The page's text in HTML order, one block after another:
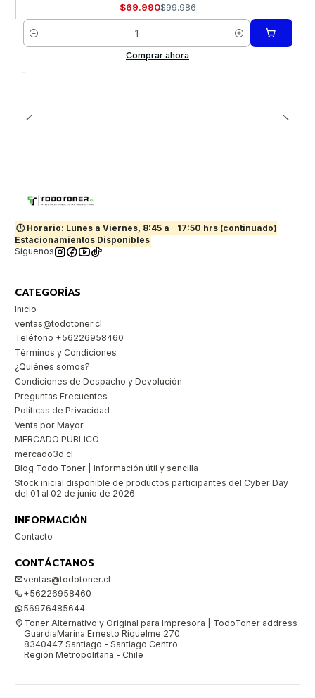
$69.990$99.986
Cantidad
Comprar ahora
🕒 Horario: Lunes a Viernes, 8:45 a
17:50 hrs (continuado)
Estacionamientos Disponibles
Síguenos
CATEGORÍAS
Inicio
ventas@todotoner.cl
Teléfono +56226958460
Términos y Condiciones
¿Quiénes somos?
Condiciones de Despacho y Devolución
Preguntas Frecuentes
Políticas de Privacidad
Venta por Mayor
MERCADO PUBLICO
mercado3d.cl
Blog Todo Toner | Información útil y sencilla
Stock inicial disponible de productos participantes del Cyber Day
del 01 al 02 de junio de 2026
INFORMACIÓN
Contacto
CONTÁCTANOS
ventas@todotoner.cl
+56226958460
56976485644
Toner Alternativo y Original para Impresora | TodoToner address
GuardiaMarina Ernesto Riquelme 270
8340447 Santiago - Santiago Centro
Región Metropolitana - Chile